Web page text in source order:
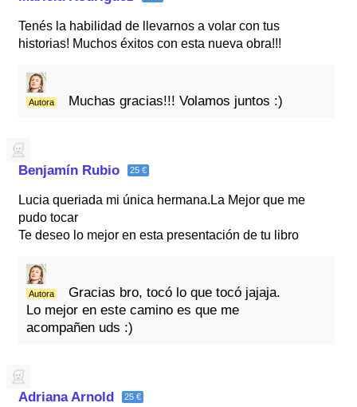
Tenés la habilidad de llevarnos a volar con tus
historias! Muchos éxitos con esta nueva obra!!!
Autora Muchas gracias!!! Volamos juntos :)
Benjamín Rubio 25 €
Lucia queriada mi única hermana.La Mejor que me
pudo tocar
Te deseo lo mejor en esta presentación de tu libro
Autora
Gracias bro, tocó lo que tocó jajaja.
Lo mejor en este camino es que me
acompañen uds :)
Adriana Arnold 25 €